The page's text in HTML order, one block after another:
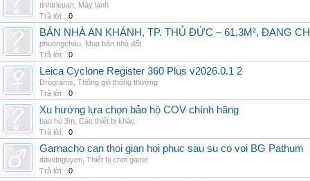
tinhtrieuan Máy lạnh
Trả lời:
0
BÁN NHÀ AN KHÁNH, TP. THỦ ĐỨC – 61,3M², ĐANG
phuongchau Mua bán nhà đất
Trả lời:
0
Leica Cyclone Register 360 Plus v2026.0.1 2
Drograms Thông gió thông thường
Trả lời:
0
Xu hướng lựa chọn bảo hộ COV chính hãng
bao ho 3m Các thiết bị khác
Trả lời:
0
Garnacho can thoi gian hoi phuc sau su co voi BG Pathum
davidnguyen Thiết bị chơi game
Trả lời:
0